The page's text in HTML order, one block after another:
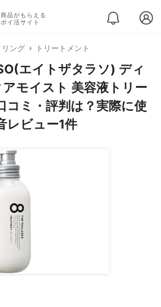
品がもらえる
イ活サイト
リング トリートメント
エイトザタラソ) ディ
モイスト 美容液トリー
コミ・評判は？実際に使
レビュー1件